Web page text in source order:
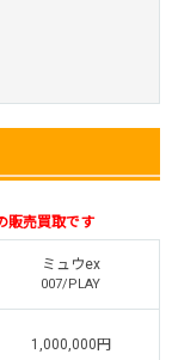
こちら ＞
！
ト開催中
ら ＞
販売買取です
ミュウex
007/PLAY
1,000,000円